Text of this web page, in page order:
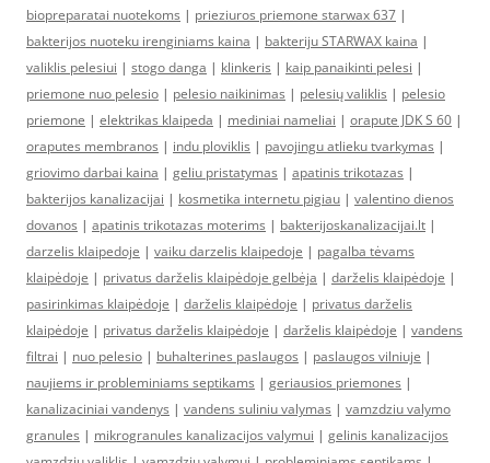
biopreparatai nuotekoms | prieziuros priemone starwax 637 |
bakterijos nuoteku irenginiams kaina | bakteriju STARWAX kaina |
valiklis pelesiui | stogo danga | klinkeris | kaip panaikinti pelesi |
priemone nuo pelesio | pelesio naikinimas | pelesių valiklis | pelesio
priemone | elektrikas klaipeda | mediniai nameliai | orapute JDK S 60 |
oraputes membranos | indu ploviklis | pavojingu atlieku tvarkymas |
griovimo darbai kaina | geliu pristatymas | apatinis trikotazas |
bakterijos kanalizacijai | kosmetika internetu pigiau | valentino dienos
dovanos | apatinis trikotazas moterims | bakterijoskanalizacijai.lt |
darzelis klaipedoje | vaiku darzelis klaipedoje | pagalba tėvams
klaipėdoje | privatus darželis klaipėdoje gelbėja | darželis klaipėdoje |
pasirinkimas klaipėdoje | darželis klaipėdoje | privatus darželis
klaipėdoje | privatus darželis klaipėdoje | darželis klaipėdoje | vandens
filtrai | nuo pelesio | buhalterines paslaugos | paslaugos vilniuje |
naujiems ir probleminiams septikams | geriausios priemones |
kanalizaciniai vandenys | vandens suliniu valymas | vamzdziu valymo
granules | mikrogranules kanalizacijos valymui | gelinis kanalizacijos